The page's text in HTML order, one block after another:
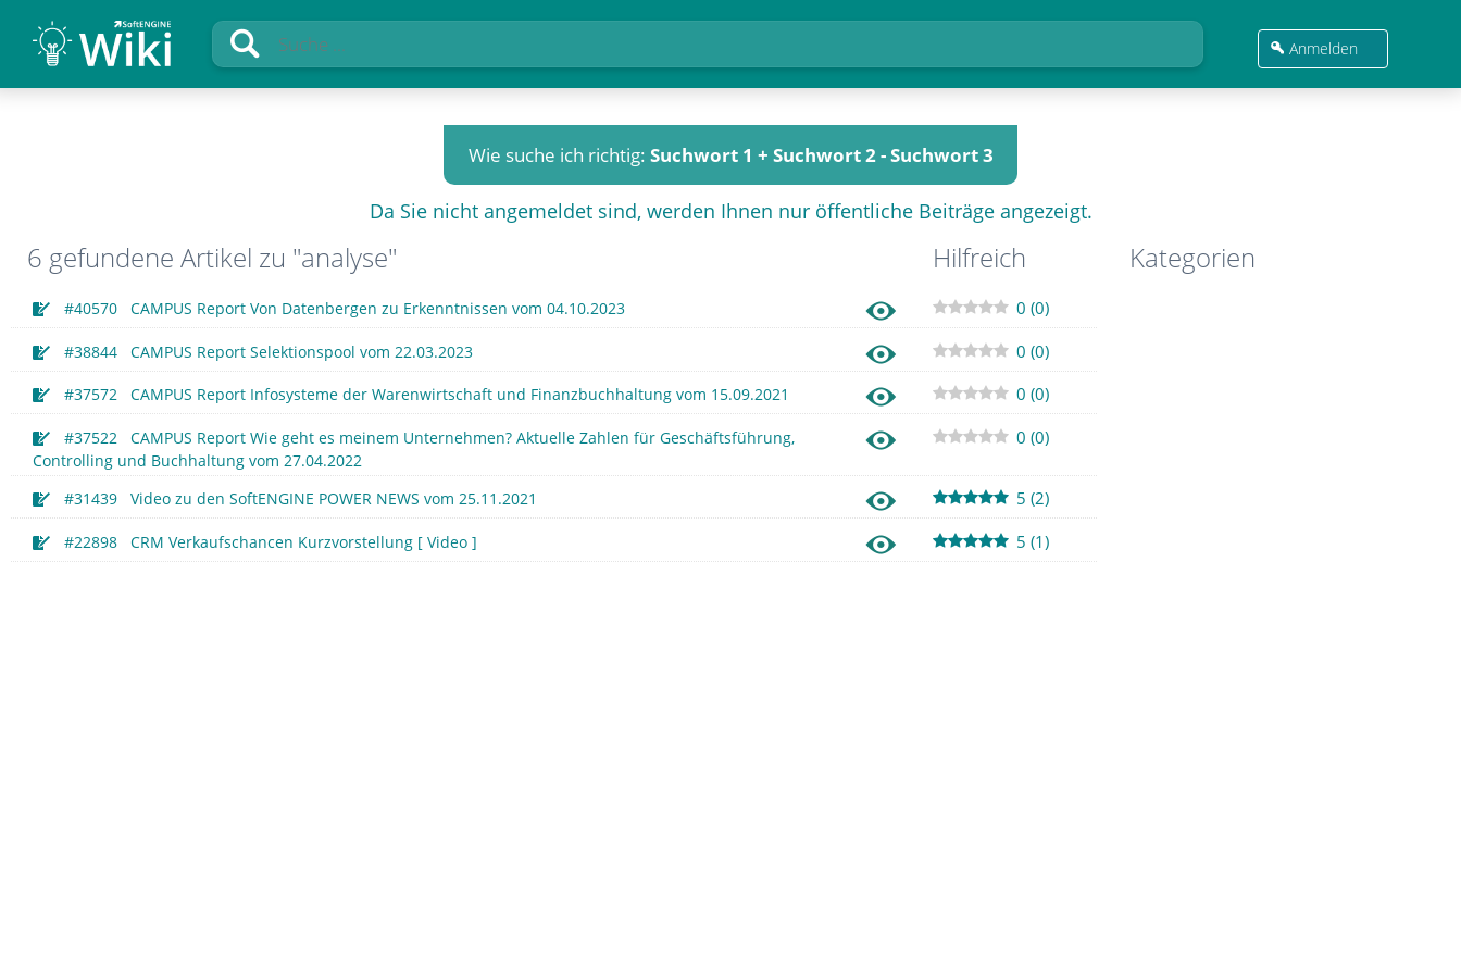
Anmelden
Wie suche ich richtig: Suchwort 1 + Suchwort 2 - Suchwort 3
Da Sie nicht angemeldet sind, werden Ihnen nur öffentliche Beiträge angezeigt.
6 gefundene Artikel zu "analyse" Hilfreich
#40570 CAMPUS Report Von Datenbergen zu Erkenntnissen vom 04.10.2023 0 (0)
#38844 CAMPUS Report Selektionspool vom 22.03.2023 0 (0)
#37572 CAMPUS Report Infosysteme der Warenwirtschaft und Finanzbuchhaltung vom 15.09.2021 0 (0)
#37522 CAMPUS Report Wie geht es meinem Unternehmen? Aktuelle Zahlen für Geschäftsführung,
Controlling und Buchhaltung vom 27.04.2022
0 (0)
#31439 Video zu den SoftENGINE POWER NEWS vom 25.11.2021 5 (2)
#22898 CRM Verkaufschancen Kurzvorstellung [ Video ] 5 (1)
Kategorien